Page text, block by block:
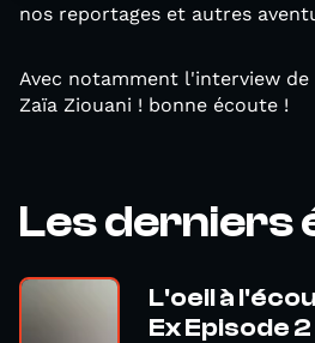
nos reportages et autres
Avec notamment l'interview
Zaïa Ziouani ! bonne écoute !
Les derniers
L'oeil à
Ex Episode 2